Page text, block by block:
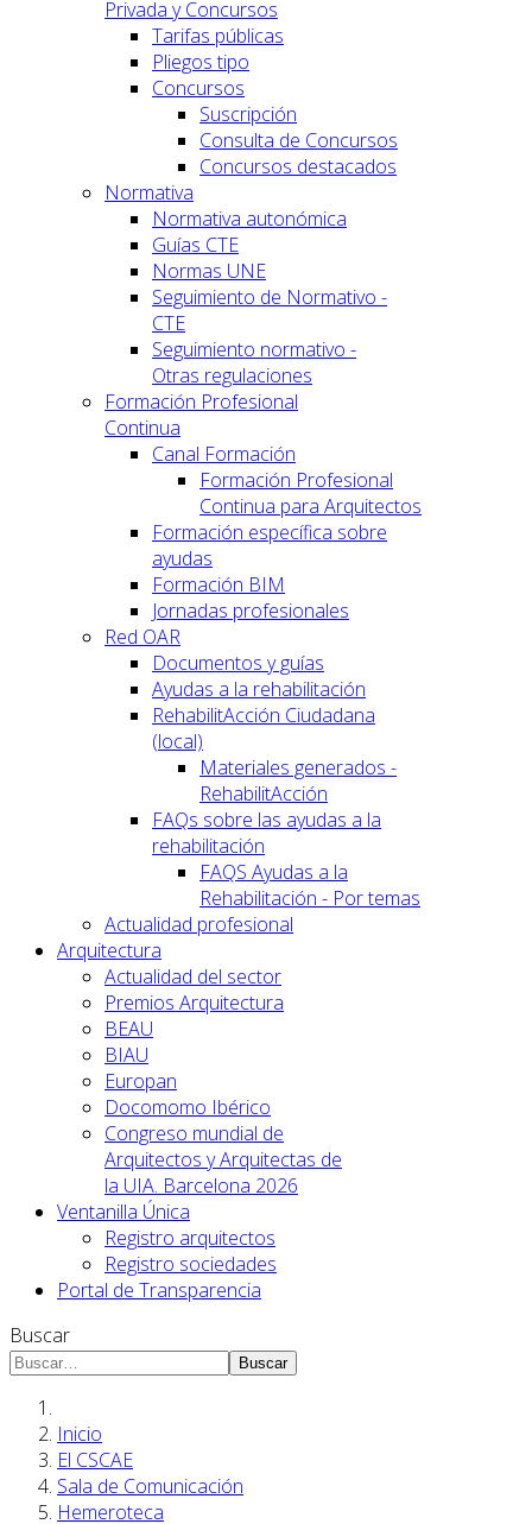
Privada y Concursos
Tarifas públicas
Pliegos tipo
Concursos
Suscripción
Consulta de Concursos
Concursos destacados
Normativa
Normativa autonómica
Guías CTE
Normas UNE
Seguimiento de Normativo -
CTE
Seguimiento normativo -
Otras regulaciones
Formación Profesional
Continua
Canal Formación
Formación Profesional
Continua para Arquitectos
Formación específica sobre
ayudas
Formación BIM
Jornadas profesionales
Red OAR
Documentos y guías
Ayudas a la rehabilitación
RehabilitAcción Ciudadana
(local)
Materiales generados -
RehabilitAcción
FAQs sobre las ayudas a la
rehabilitación
FAQS Ayudas a la
Rehabilitación - Por temas
Actualidad profesional
Arquitectura
Actualidad del sector
Premios Arquitectura
BEAU
BIAU
Europan
Docomomo Ibérico
Congreso mundial de
Arquitectos y Arquitectas de
la UIA. Barcelona 2026
Ventanilla Única
Registro arquitectos
Registro sociedades
Portal de Transparencia
Buscar
Buscar
Inicio
El CSCAE
Sala de Comunicación
Hemeroteca